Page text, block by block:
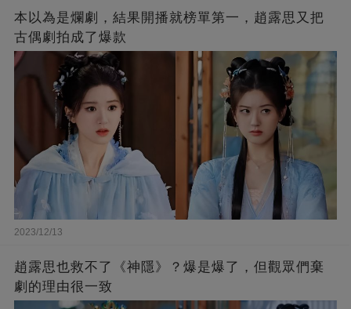
本以為是爛劇，結果開播就榜單第一，趙露思又把
古偶劇拍成了爆款
2023/12/13
趙露思也救不了《神隱》？爆是爆了，但觀眾們棄
劇的理由很一致